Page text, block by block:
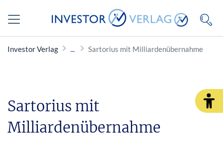
Investor Verlag Sartorius mit Milliardenübernahme
Sartorius mit
Milliardenübernahme